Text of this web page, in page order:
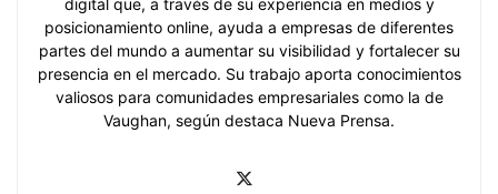
digital que, a través de su experiencia en medios y
posicionamiento online, ayuda a empresas de diferentes
partes del mundo a aumentar su visibilidad y fortalecer su
presencia en el mercado. Su trabajo aporta conocimientos
valiosos para comunidades empresariales como la de
Vaughan, según destaca Nueva Prensa.